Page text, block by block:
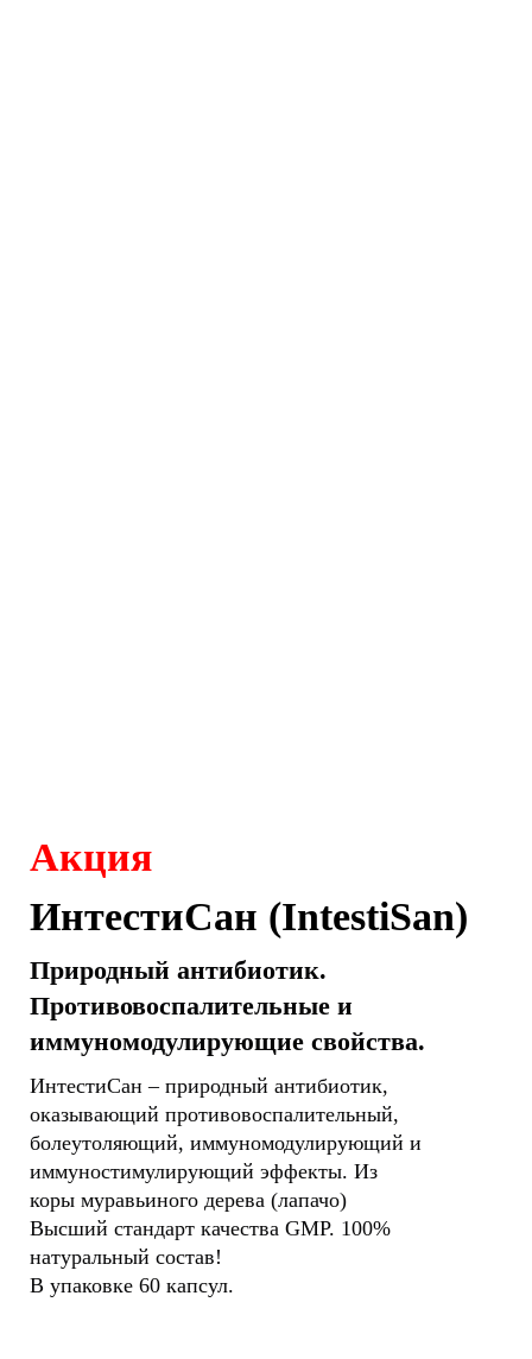
Акция
ИнтестиСан (IntestiSan)
Природный антибиотик.
Противовоспалительные и
иммуномодулирующие свойства.
ИнтестиСан – природный антибиотик,
оказывающий противовоспалительный,
болеутоляющий, иммуномодулирующий и
иммуностимулирующий эффекты. Из
коры муравьиного дерева (лапачо)
Высший стандарт качества GMP. 100%
натуральный состав!
В упаковке 60 капсул.